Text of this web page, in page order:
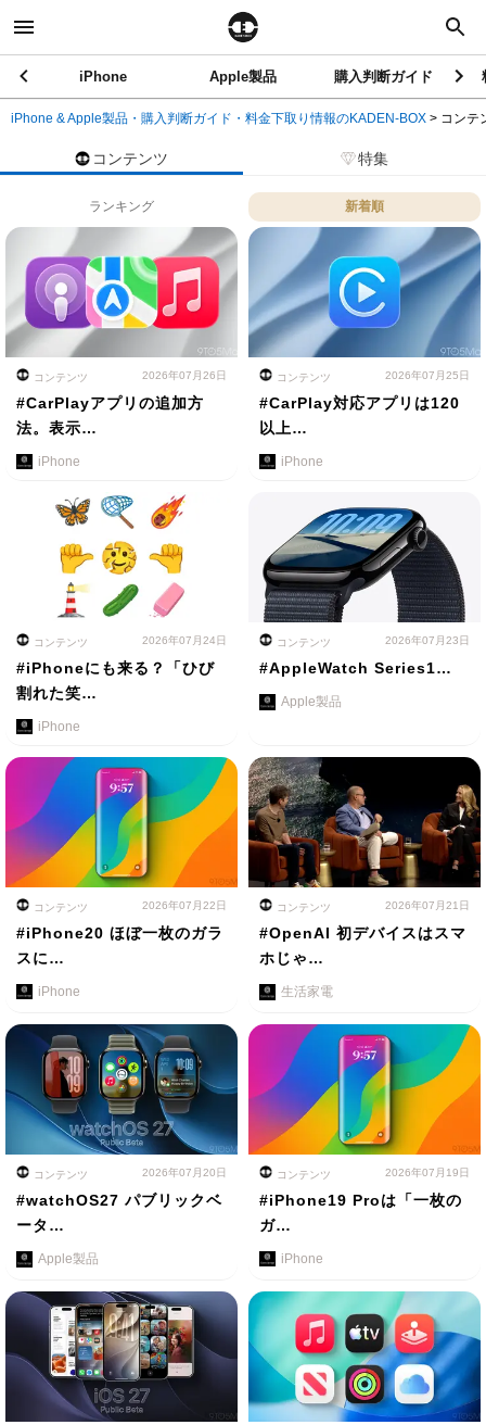
iPhone Apple製品 購入判断ガイド
iPhone & Apple製品・購入判断ガイド・料金下取り情報のKADEN-BOX > コンテ
コンテンツ 特集
ランキング 新着順
コンテンツ 2026年07月26日
#CarPlayアプリの追加方
法。表示…
iPhone
コンテンツ 2026年07月25日
#CarPlay対応アプリは120
以上…
iPhone
コンテンツ 2026年07月24日
#iPhoneにも来る？「ひび
割れた笑…
iPhone
コンテンツ 2026年07月23日
#AppleWatch Series1…
Apple製品
コンテンツ 2026年07月22日
#iPhone20 ほぼ一枚のガラ
スに…
iPhone
コンテンツ 2026年07月21日
#OpenAI 初デバイスはスマ
ホじゃ…
生活家電
コンテンツ 2026年07月20日
#watchOS27 パブリックベ
ータ…
Apple製品
コンテンツ 2026年07月19日
#iPhone19 Proは「一枚の
ガ…
iPhone